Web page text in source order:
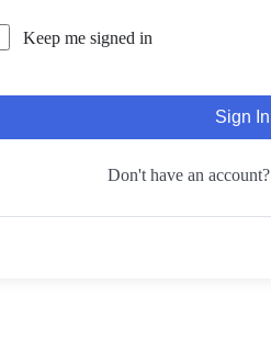
Keep me signed in
Sign In
Don't have an account?